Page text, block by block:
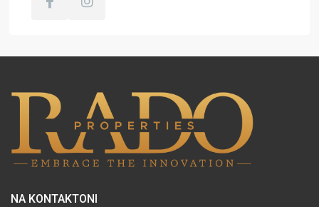
NA KONTAKTONI